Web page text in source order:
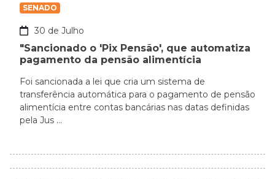
SENADO
30 de Julho
"Sancionado o 'Pix Pensão', que automatiza
pagamento da pensão alimentícia
Foi sancionada a lei que cria um sistema de
transferência automática para o pagamento de pensão
alimentícia entre contas bancárias nas datas definidas
pela Jus ...